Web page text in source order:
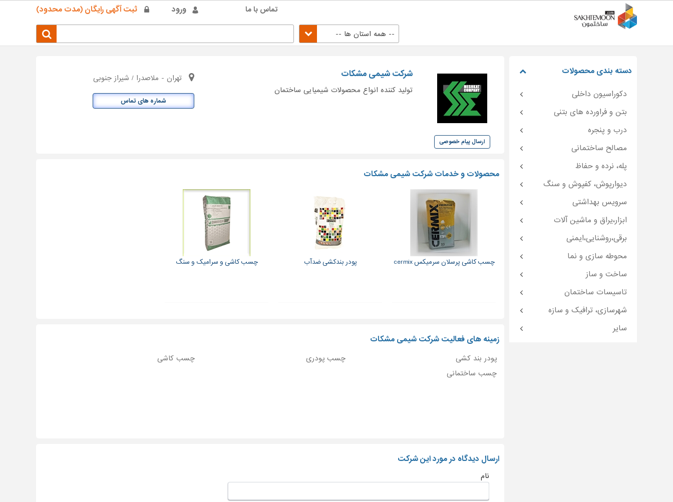
ورود ثبت آگهی رایگان (مدت محدود) تماس با ما
-- همه استان ها --
ارسال پیام خصوصی
شرکت شیمی مشکات
تولید کننده انواع محصولات شیمیایی ساختمان
تهران - ملاصدرا / شیراز جنوبی
شماره های تماس
محصولات و خدمات شرکت شیمی مشکات
چسب کاشی پرسلان سرمیکس cermix پودر بندکشی ضدآب چسب کاشی و سرامیک و سنگ
زمینه های فعالیت شرکت شیمی مشکات
پودر بند کشی چسب پودری
چسب کاشی
چسب ساختمانی
ارسال دیدگاه در مورد این شرکت
نام
دسته بندی محصولات
دکوراسیون داخلی
بتن و فراورده های بتنی
درب و پنجره
مصالح ساختمانی
پله، نرده و حفاظ
دیوارپوش، کفپوش و سنگ
سرویس بهداشتی
ابزار،یراق و ماشین آلات
برقی،روشنایی،ایمنی
محوطه سازی و نما
ساخت و ساز
تاسیسات ساختمان
شهرسازی، ترافیک و سازه
سایر